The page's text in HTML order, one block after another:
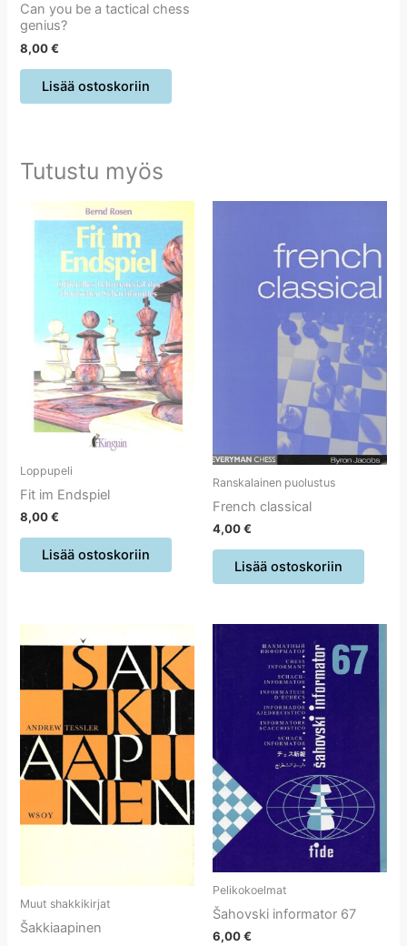
Can you be a tactical chess
genius?
8,00€
Lisää ostoskoriin
Tutustu myös
Loppupeli
Fit im Endspiel
8,00€
Lisää ostoskoriin
Ranskalainen puolustus
French classical
4,00€
Lisää ostoskoriin
Muut shakkikirjat
Šakkiaapinen
Pelikokoelmat
Šahovski informator 67
6,00€